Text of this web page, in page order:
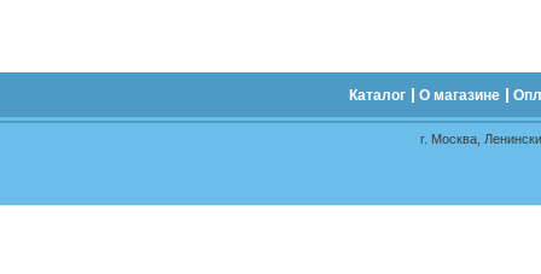
Каталог О магазине
г. Москва,